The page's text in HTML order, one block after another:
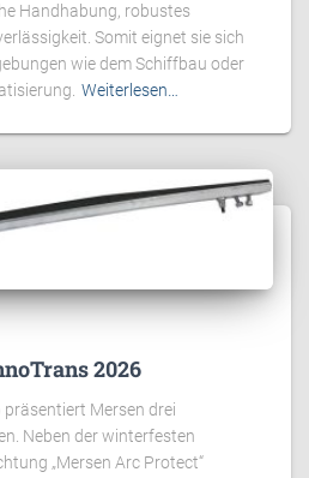
Handhabung, robustes
Somit eignet sie sich
wie dem Schiffbau oder
Weiterlesen…
2026
Mersen drei
Neben der winterfesten
„Mersen Arc Protect“